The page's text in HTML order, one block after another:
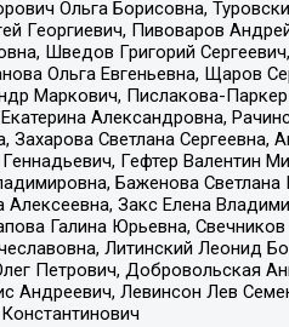
Ольга Борисовна,
Георгиевич, Пивоваров
Шведов Григорий
Ольга Евгеньевна, Щаров
Маркович, Пислакова-
Александровна,
Захарова Светлана
Гефтер Валентин
Баженова
Алексеевна, Закс Елена
Галина Юрьевна,
Литинский Леонид
Петрович, Добровольская
Андреевич, Левинсон Лев